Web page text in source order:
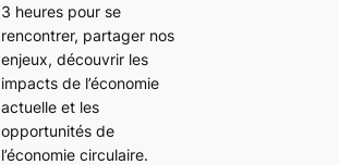
3 heures pour se
rencontrer, partager nos
enjeux, découvrir les
impacts de l’économie
actuelle et les
opportunités de
l’économie circulaire.